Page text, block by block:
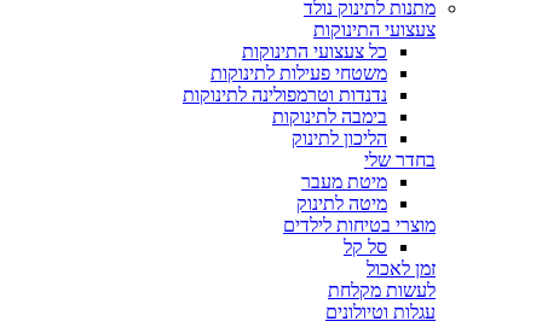
מתנות לתינוק נולד
צעצועי התינוקות
כל צעצועי התינוקות
משטחי פעילות לתינוקות
נדנדות וטרמפולינה לתינוקות
בימבה לתינוקות
הליכון לתינוק
בחדר שלי
מיטת מעבר
מיטה לתינוק
מוצרי בטיחות לילדים
סל קל
זמן לאכול
לעשות מקלחת
עגלות וטיולונים